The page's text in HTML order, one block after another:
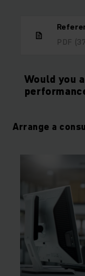
PDF
Would you
Arrange a